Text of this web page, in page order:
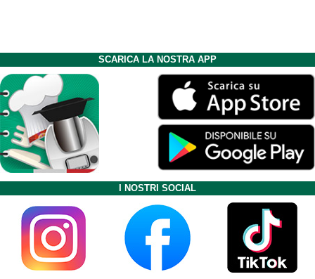
SCARICA LA NOSTRA APP
I NOSTRI SOCIAL